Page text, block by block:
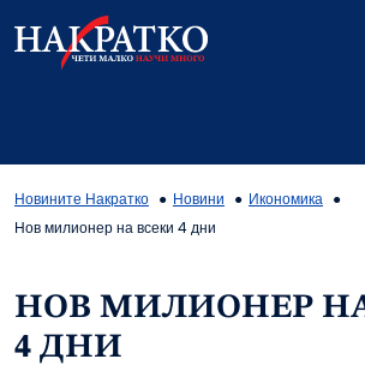
Новините Накратко Новини
Икономика
Нов милионер на всеки 4 дни
НОВ МИЛИОНЕР
4 ДНИ